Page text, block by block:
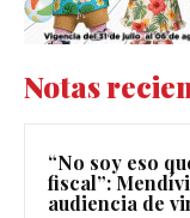
Notas
“No soy eso
fiscal”:
audiencia de